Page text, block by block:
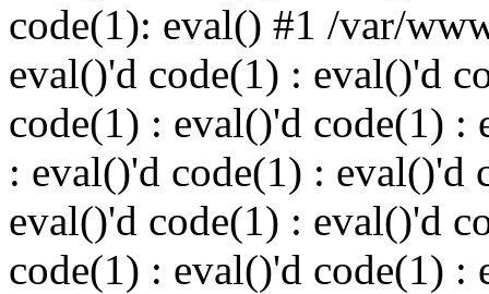
code(1): eval() #1 /var/
eval()'d code(1) : eval()'d
code(1) : eval()'d code(1) :
: eval()'d code(1) : eval()'d
eval()'d code(1) : eval()'d
code(1) : eval()'d code(1) :